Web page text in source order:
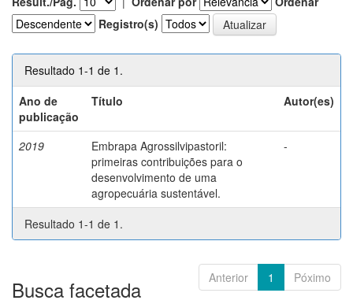
Registro(s)
Resultado 1-1 de 1.
Ano de
publicação
Título Autor(es)
2019
Embrapa Agrossilvipastoril:
primeiras contribuições para o
desenvolvimento de uma
agropecuária sustentável.
-
Resultado 1-1 de 1.
Anterior 1 Póximo
Busca facetada